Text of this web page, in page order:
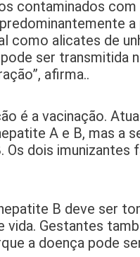
contaminados
alicates de
ser transmitida
afirma..
é a vacinação.
A e B, mas a
dois imunizantes
B deve ser
vida. Gestantes
a doença pode